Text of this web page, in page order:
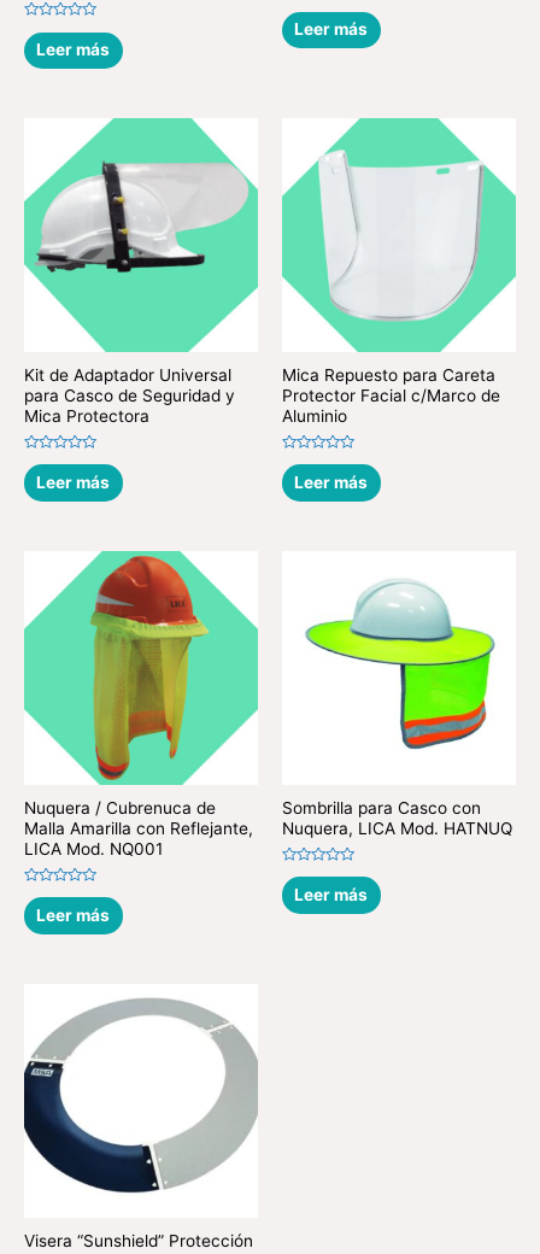
Valorado
en
0
de
Leer más
Valorado
en
0
de
Leer más
Kit de Adaptador Universal
para Casco de Seguridad y
Mica Protectora
Valorado
en
0
de
Leer más
Mica Repuesto para Careta
Protector Facial c/Marco de
Aluminio
Valorado
en
0
de
Leer más
Nuquera / Cubrenuca de
Malla Amarilla con Reflejante,
LICA Mod. NQ001
Valorado
en
0
de
Leer más
Sombrilla para Casco con
Nuquera, LICA Mod. HATNUQ
Valorado
en
0
de
Leer más
Visera “Sunshield” Protección